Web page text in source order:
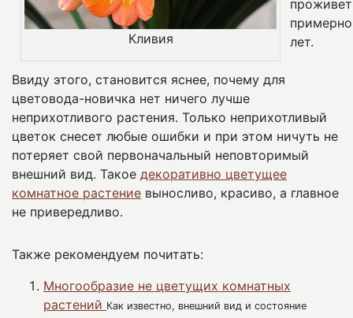
Кливия
проживет
лет.
Ввиду этого, становится яснее, почему для
цветовода-новичка нет ничего лучше
неприхотливого растения. Только неприхотливый
цветок снесет любые ошибки и при этом ничуть не
потеряет свой первоначальный неповторимый
внешний вид. Такое декоративно цветущее
комнатное растение выносливо, красиво, а главное
не привередливо.
Также рекомендуем почитать:
Многообразие не цветущих комнатных
растений Как известно, внешний вид и состояние